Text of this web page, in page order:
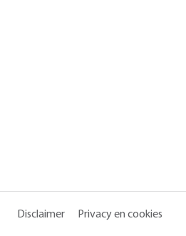
Disclaimer Privacy en cookies